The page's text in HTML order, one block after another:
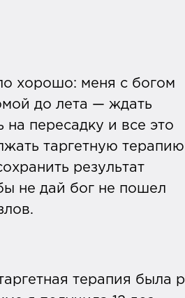
хорошо: меня с богом
до лета — ждать
на пересадку и все это
таргетную
результат
не дай бог не пошел
терапия была